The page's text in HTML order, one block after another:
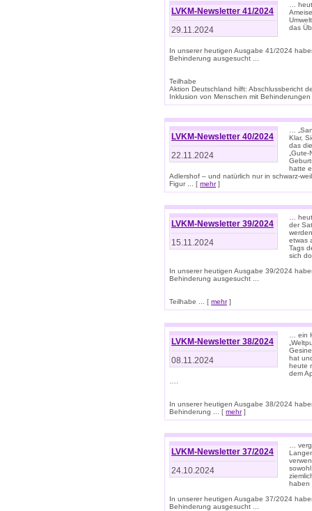
LVKM-Newsletter 41/2024
29.11.2024
…
das
In unserer heutigen Ausgabe 41/2024
Behinderung ausgesucht ...
Teilhabe
Aktion Deutschland hilft: Abschlussbericht
Inklusion von Menschen mit
LVKM-Newsletter 40/2024
22.11.2024
…
Klar,
das
hatte
Adlershof – und natürlich nur in schwarz-
Figur ... [ mehr]
LVKM-Newsletter 39/2024
15.11.2024
…
der
etwas
Tags
sich
In unserer heutigen Ausgabe 39/2024
Behinderung ausgesucht ...
Teilhabe ... [ mehr]
LVKM-Newsletter 38/2024
08.11.2024
… ein
hat
heute
dem
In unserer heutigen Ausgabe 38/2024
Behinderung ... [ mehr]
LVKM-Newsletter 37/2024
24.10.2024
…
In unserer heutigen Ausgabe 37/2024
Behinderung ausgesucht ...